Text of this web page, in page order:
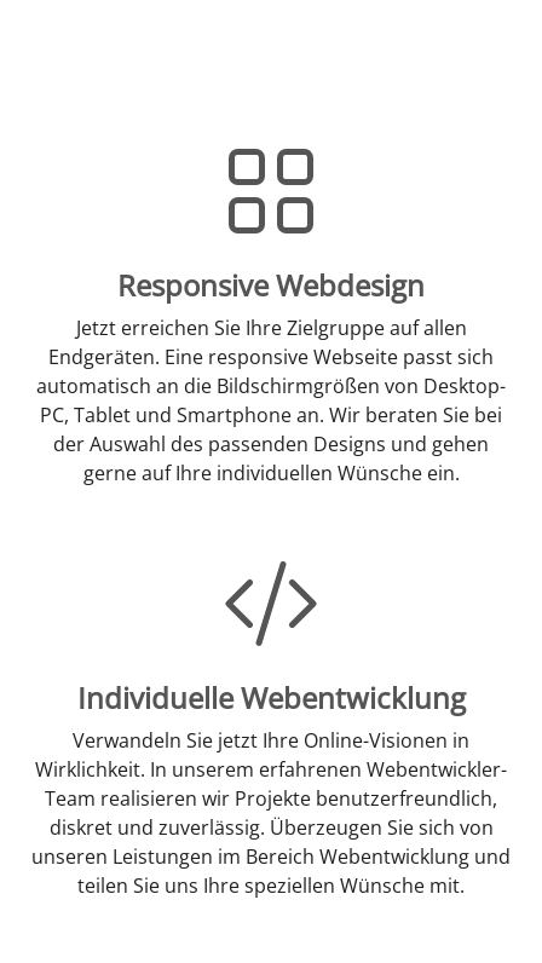
Responsive Webdesign
Jetzt erreichen Sie Ihre Zielgruppe auf allen
Endgeräten. Eine responsive Webseite passt sich
automatisch an die Bildschirmgrößen von Desktop-
PC, Tablet und Smartphone an. Wir beraten Sie bei
der Auswahl des passenden Designs und gehen
gerne auf Ihre individuellen Wünsche ein.
Individuelle Webentwicklung
Verwandeln Sie jetzt Ihre Online-Visionen in
Wirklichkeit. In unserem erfahrenen Webentwickler-
Team realisieren wir Projekte benutzerfreundlich,
diskret und zuverlässig. Überzeugen Sie sich von
unseren Leistungen im Bereich Webentwicklung und
teilen Sie uns Ihre speziellen Wünsche mit.